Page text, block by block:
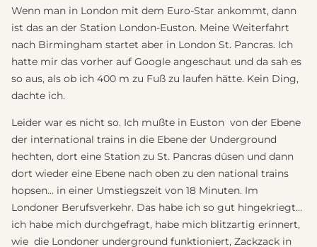
Wenn man in London mit dem Euro-Star ankommt, dann
ist das an der Station London-Euston. Meine Weiterfahrt
nach Birmingham startet aber in London St. Pancras. Ich
hatte mir das vorher auf Google angeschaut und da sah es
so aus, als ob ich 400 m zu Fuß zu laufen hätte. Kein Ding,
dachte ich.
Leider war es nicht so. Ich mußte in Euston von der Ebene
der international trains in die Ebene der Underground
hechten, dort eine Station zu St. Pancras düsen und dann
dort wieder eine Ebene nach oben zu den national trains
hopsen… in einer Umstiegszeit von 18 Minuten. Im
Londoner Berufsverkehr. Das habe ich so gut hingekriegt…
ich habe mich durchgefragt, habe mich blitzartig erinnert,
wie die Londoner underground funktioniert, Zackzack in